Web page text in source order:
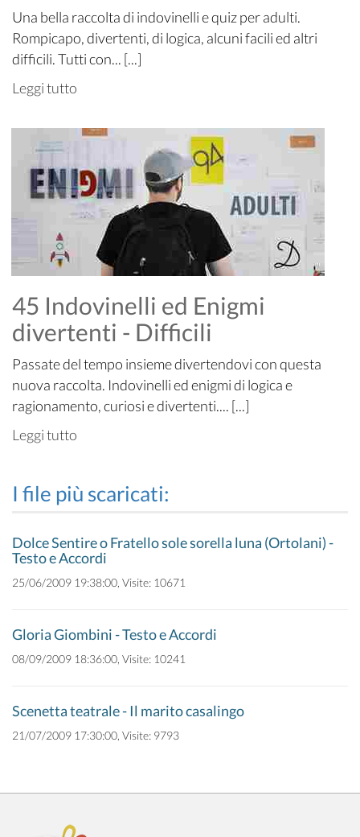
Una bella raccolta di indovinelli e quiz per adulti.
Rompicapo, divertenti, di logica, alcuni facili ed altri
difficili. Tutti con... [...]
Leggi tutto
45 Indovinelli ed Enigmi
divertenti - Difficili
Passate del tempo insieme divertendovi con questa
nuova raccolta. Indovinelli ed enigmi di logica e
ragionamento, curiosi e divertenti.... [...]
Leggi tutto
I file più scaricati:
Dolce Sentire o Fratello sole sorella luna (Ortolani) -
Testo e Accordi
25/06/2009 19:38:00, Visite: 10671
Gloria Giombini - Testo e Accordi
08/09/2009 18:36:00, Visite: 10241
Scenetta teatrale - Il marito casalingo
21/07/2009 17:30:00, Visite: 9793